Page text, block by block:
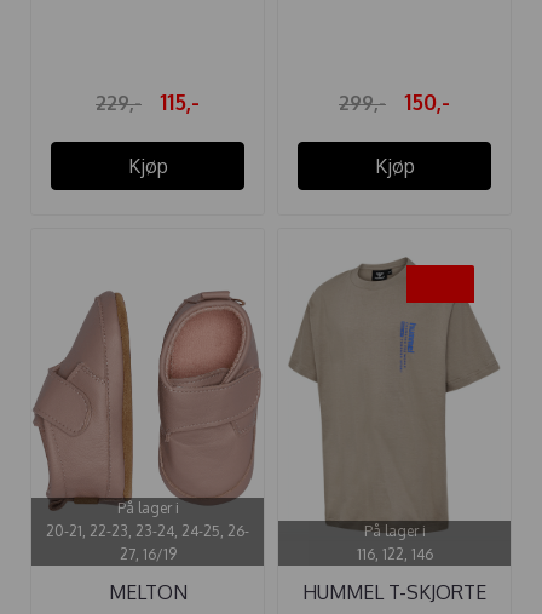
229,- 115,-
Kjøp
299,- 150,-
Kjøp
På lager i
20-21, 22-23, 23-24, 24-25, 26-
27, 16/19
MELTON
På lager i
116, 122, 146
HUMMEL T-SKJORTE